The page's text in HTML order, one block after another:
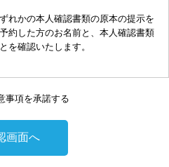
に対して調査、出願等の相談事案を
事件として有料となります。また、
との関係となり、当会は関与しませ
よって異なりますので、詳細は特許事
テムを利用して実施します。WEB会
て生じた不利益または損害に対して、
ます。この点あらかじめご了承くださ
れかの本人確認書類の原本の提示を
約した方のお名前と、本人確認書類
を確認いたします。
事項を承諾する